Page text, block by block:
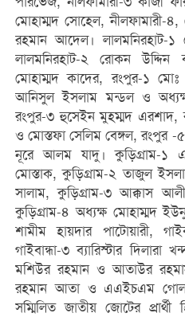
মোহাম্মদ সোহেল,
রহমান আদেল।
লালমনিরহাট-২ রোকন উদ্দিন
মোহাম্মদ কাদের, রংপুর-১ মোঃ
আনিসুল ইসলাম মন্ডল ও
রংপুর-৩ হুসেইন মুহম্মদ এরশাদ,
ও মোস্তফা সেলিম বেঙ্গল, রংপুর -
নূরে আলম যাদু। কুড়িগ্রাম-১
মোস্তাক, কুড়িগ্রাম-২ তাজুল
সালাম, কুড়িগ্রাম-৩ আক্কাস
কুড়িগ্রাম-৪ অধ্যক্ষ মোহাম্মদ
শামীম হায়দার পাটোয়ারী,
গাইবান্ধা-৩ ব্যারিস্টার দিলারা
মশিউর রহমান ও আতাউর
রহমান আতা ও এএইচএম
সম্মিলিত জাতীয় জোটের